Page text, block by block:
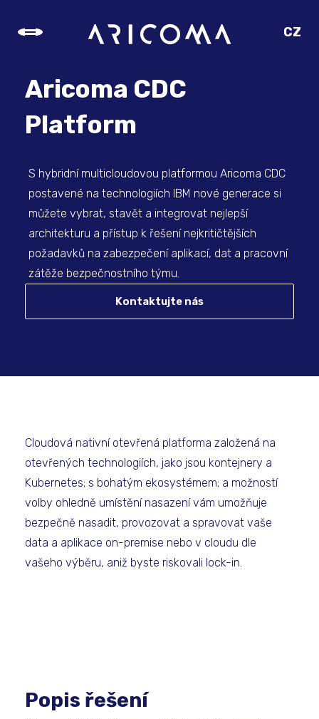
CZ
Aricoma CDC
Platform
S hybridní multicloudovou platformou Aricoma CDC
postavené na technologiích IBM nové generace si
můžete vybrat, stavět a integrovat nejlepší
architekturu a přístup k řešení nejkritičtějších
požadavků na zabezpečení aplikací, dat a pracovní
zátěže bezpečnostního týmu.
Kontaktujte nás
Cloudová nativní otevřená platforma založená na
otevřených technologiích, jako jsou kontejnery a
Kubernetes; s bohatým ekosystémem; a možností
volby ohledně umístění nasazení vám umožňuje
bezpečně nasadit, provozovat a spravovat vaše
data a aplikace on-premise nebo v cloudu dle
vašeho výběru, aniž byste riskovali lock-in.
Popis řešení